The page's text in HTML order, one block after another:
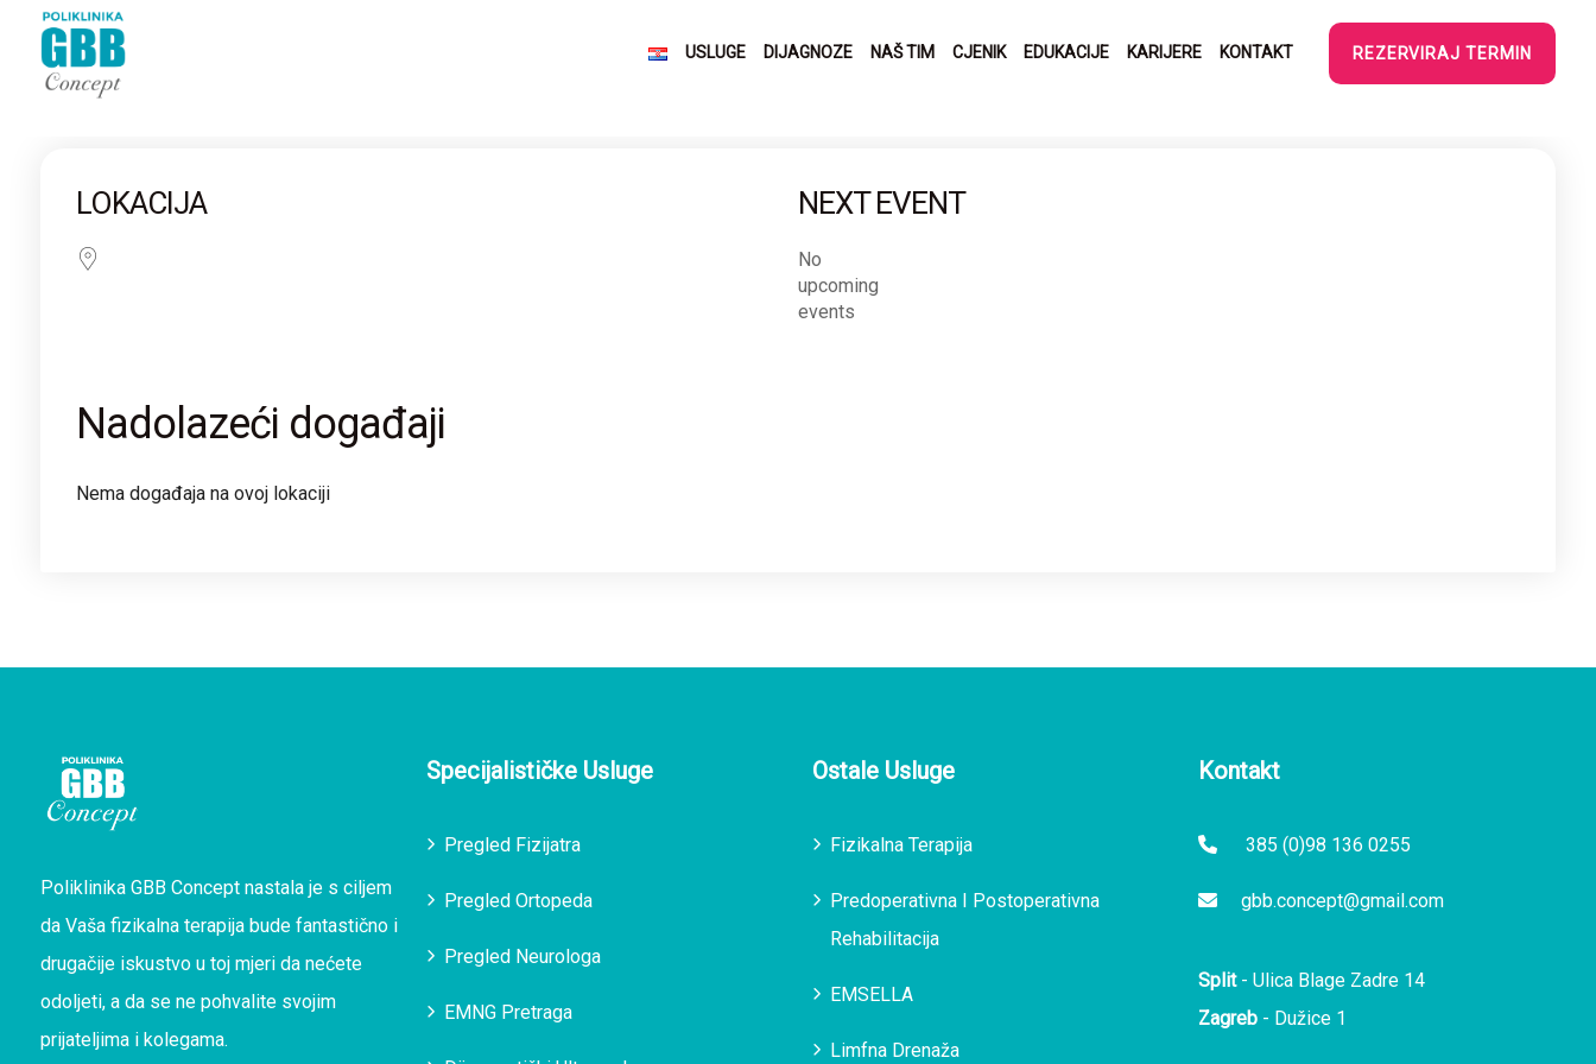
USLUGE DIJAGNOZE NAŠ TIM CJENIK EDUKACIJE KARIJERE KONTAKT REZERVIRAJ TERMIN
LOKACIJA NEXT EVENT
No
upcoming
events
Nadolazeći događaji
Nema događaja na ovoj lokaciji
Poliklinika GBB Concept nastala je s ciljem
da Vaša fizikalna terapija bude fantastično i
drugačije iskustvo u toj mjeri da nećete
odoljeti, a da se ne pohvalite svojim
prijateljima i kolegama.
Specijalističke Usluge
Pregled Fizijatra
Pregled Ortopeda
Pregled Neurologa
EMNG Pretraga
Ostale Usluge
Fizikalna Terapija
Predoperativna I Postoperativna
Rehabilitacija
EMSELLA
Limfna Drenaža
Kontakt
385 (0)98 136 0255
gbb.concept@gmail.com
Split- Ulica Blage Zadre 14
Zagreb - Dužice 1